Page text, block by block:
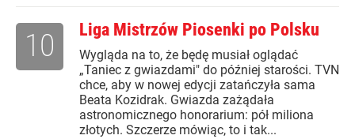
Liga Mistrzów Piosenki po Polsku
Wygląda na to, że będę musiał oglądać
„Taniec z gwiazdami" do później starości. TVN
chce, aby w nowej edycji zatańczyła sama
Beata Kozidrak. Gwiazda zażądała
astronomicznego honorarium: pół miliona
złotych. Szczerze mówiąc, to i tak...
10